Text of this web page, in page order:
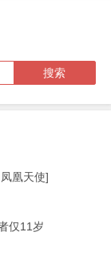
凰天使]
仅11岁